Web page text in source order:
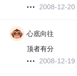
2008-12-20
心底向往
顶者有分
2008-12-19